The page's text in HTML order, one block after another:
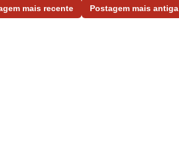
mais recente Postagem mais antiga